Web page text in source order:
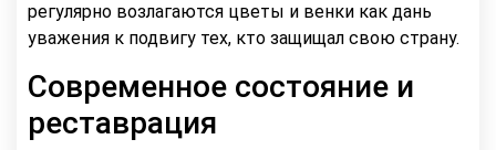
регулярно возлагаются цветы и венки как дань
уважения к подвигу тех, кто защищал свою страну.
Современное состояние и
реставрация